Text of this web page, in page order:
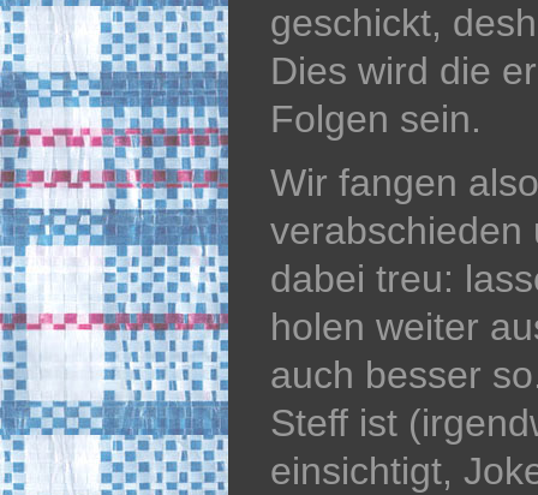
geschickt,
Dies wird die
Folgen sein.
Wir fangen
verabschieden
dabei treu:
holen weiter
auch besser
Steff ist
einsichtigt,